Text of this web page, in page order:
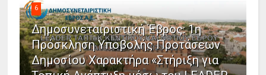
6
Δημοσυνεταιριστική Έβρος: 1η
Πρόσκληση Υποβολής Προτάσεων
Δημοσίου Χαρακτήρα «Στήριξη για